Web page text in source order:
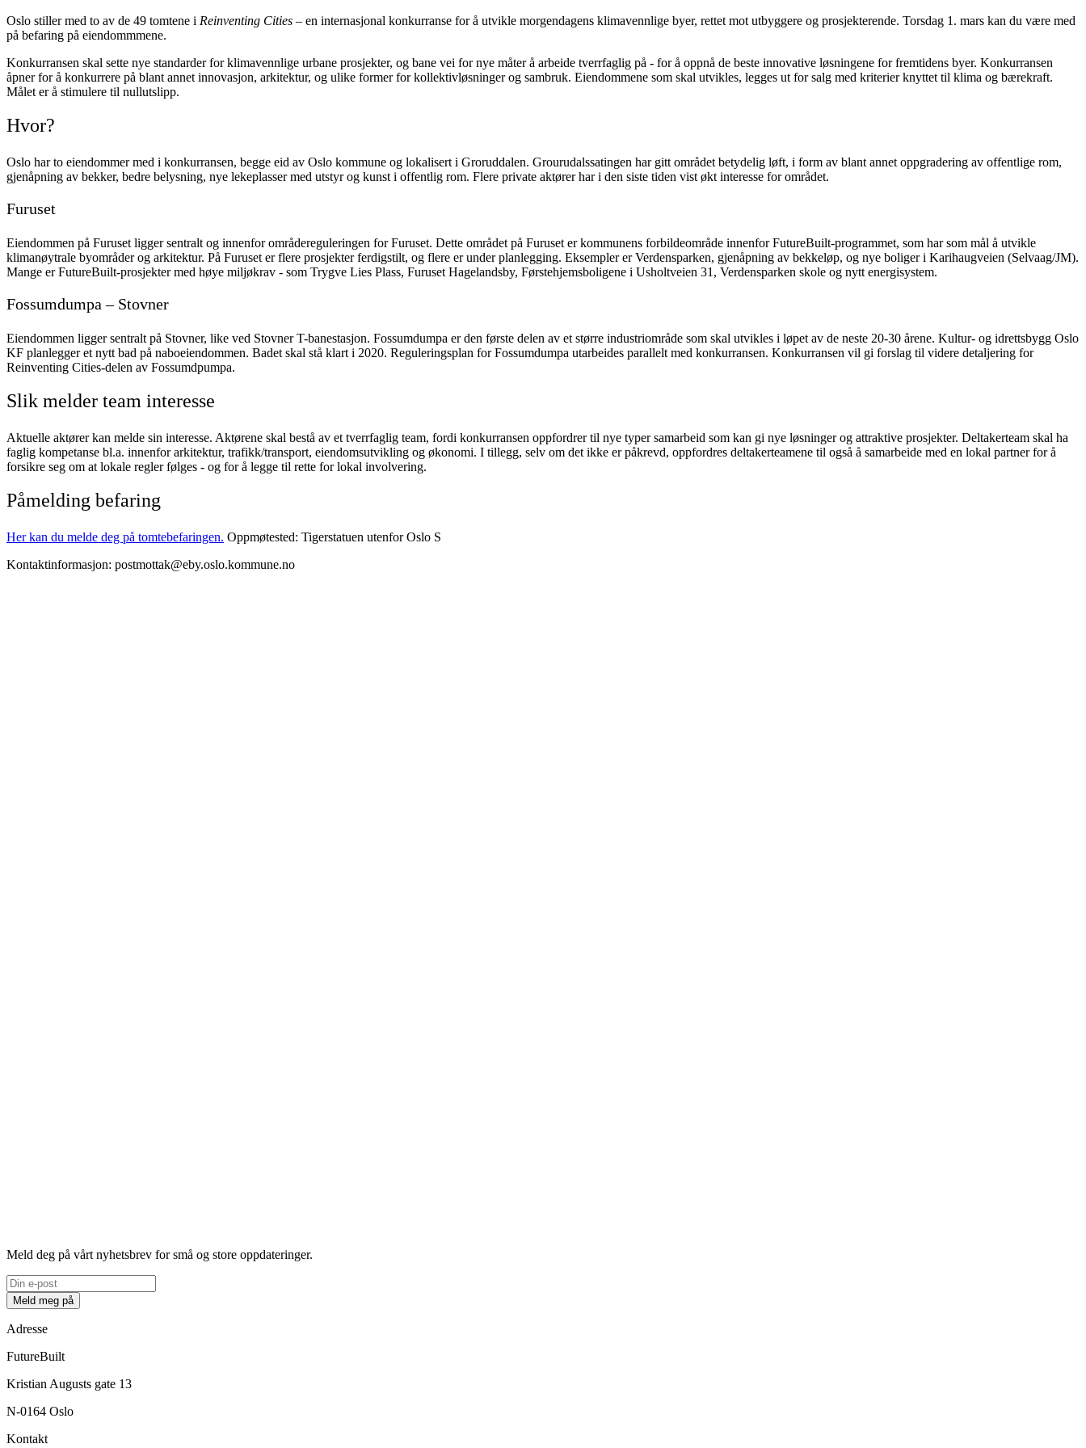
Oslo stiller med to av de 49 tomtene i Reinventing Cities – en internasjonal konkurranse for å utvikle morgendagens klimavennlige byer, rettet mot utbyggere og prosjekterende. Torsdag 1. mars kan du være med
på befaring på eiendommmene.
Konkurransen skal sette nye standarder for klimavennlige urbane prosjekter, og bane vei for nye måter å arbeide tverrfaglig på - for å oppnå de beste innovative løsningene for fremtidens byer. Konkurransen
åpner for å konkurrere på blant annet innovasjon, arkitektur, og ulike former for kollektivløsninger og sambruk. Eiendommene som skal utvikles, legges ut for salg med kriterier knyttet til klima og bærekraft.
Målet er å stimulere til nullutslipp.
Hvor?
Oslo har to eiendommer med i konkurransen, begge eid av Oslo kommune og lokalisert i Groruddalen. Grourudalssatingen har gitt området betydelig løft, i form av blant annet oppgradering av offentlige rom,
gjenåpning av bekker, bedre belysning, nye lekeplasser med utstyr og kunst i offentlig rom. Flere private aktører har i den siste tiden vist økt interesse for området.
Furuset
Eiendommen på Furuset ligger sentralt og innenfor områdereguleringen for Furuset. Dette området på Furuset er kommunens forbildeområde innenfor FutureBuilt-programmet, som har som mål å utvikle
klimanøytrale byområder og arkitektur. På Furuset er flere prosjekter ferdigstilt, og flere er under planlegging. Eksempler er Verdensparken, gjenåpning av bekkeløp, og nye boliger i Karihaugveien (Selvaag/JM).
Mange er FutureBuilt-prosjekter med høye miljøkrav - som Trygve Lies Plass, Furuset Hagelandsby, Førstehjemsboligene i Usholtveien 31, Verdensparken skole og nytt energisystem.
Fossumdumpa – Stovner
Eiendommen ligger sentralt på Stovner, like ved Stovner T-banestasjon. Fossumdumpa er den første delen av et større industriområde som skal utvikles i løpet av de neste 20-30 årene. Kultur- og idrettsbygg Oslo
KF planlegger et nytt bad på naboeiendommen. Badet skal stå klart i 2020. Reguleringsplan for Fossumdumpa utarbeides parallelt med konkurransen. Konkurransen vil gi forslag til videre detaljering for
Reinventing Cities-delen av Fossumdpumpa.
Slik melder team interesse
Aktuelle aktører kan melde sin interesse. Aktørene skal bestå av et tverrfaglig team, fordi konkurransen oppfordrer til nye typer samarbeid som kan gi nye løsninger og attraktive prosjekter. Deltakerteam skal ha
faglig kompetanse bl.a. innenfor arkitektur, trafikk/transport, eiendomsutvikling og økonomi. I tillegg, selv om det ikke er påkrevd, oppfordres deltakerteamene til også å samarbeide med en lokal partner for å
forsikre seg om at lokale regler følges - og for å legge til rette for lokal involvering.
Påmelding befaring
Her kan du melde deg på tomtebefaringen. Oppmøtested: Tigerstatuen utenfor Oslo S
Kontaktinformasjon: postmottak@eby.oslo.kommune.no
Meld deg på vårt nyhetsbrev for små og store oppdateringer.
Meld meg på
Adresse
FutureBuilt
Kristian Augusts gate 13
N-0164 Oslo
Kontakt